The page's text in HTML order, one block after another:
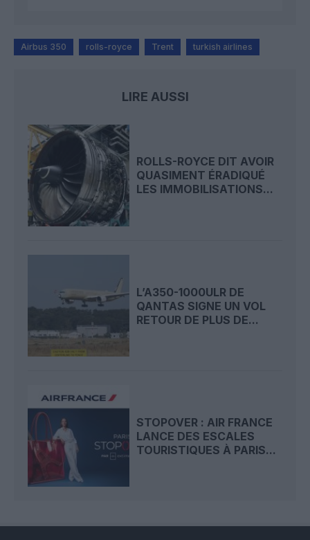
Airbus 350 rolls-royce Trent turkish airlines
LIRE AUSSI
ROLLS-ROYCE DIT AVOIR
QUASIMENT ÉRADIQUÉ
LES IMMOBILISATIONS...
L’A350-1000ULR DE
QANTAS SIGNE UN VOL
RETOUR DE PLUS DE...
STOPOVER : AIR FRANCE
LANCE DES ESCALES
TOURISTIQUES À PARIS...